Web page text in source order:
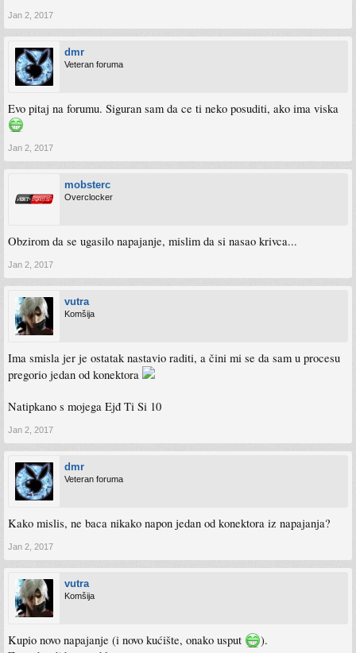
Jan 2, 2017
dmr
Veteran foruma
Evo pitaj na forumu. Siguran sam da ce ti neko posuditi, ako ima viska
Jan 2, 2017
mobsterc
Overclocker
Obzirom da se ugasilo napajanje, mislim da si nasao krivca...
Jan 2, 2017
vutra
Komšija
Ima smisla jer je ostatak nastavio raditi, a čini mi se da sam u procesu
pregorio jedan od konektora
Natipkano s mojega Ejđ Ti Si 10
Jan 2, 2017
dmr
Veteran foruma
Kako mislis, ne baca nikako napon jedan od konektora iz napajanja?
Jan 2, 2017
vutra
Komšija
Kupio novo napajanje (i novo kućište, onako usput
).